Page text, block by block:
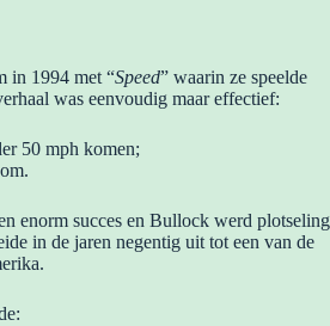
in 1994 met “Speed” waarin ze speelde
was eenvoudig maar effectief:
50 mph komen;
enorm succes en Bullock werd plotseling
in de jaren negentig uit tot een van de